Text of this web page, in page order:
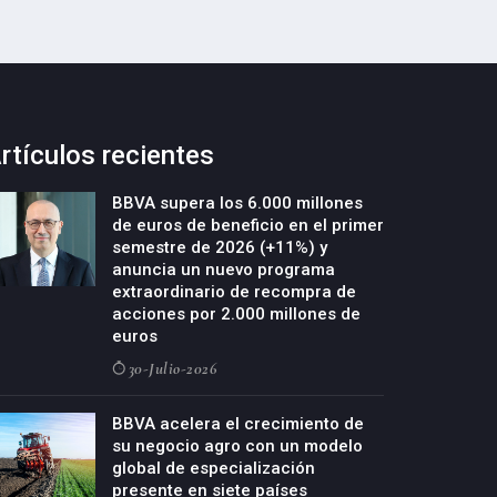
recientes
BBVA supera los 6.000 millones
de euros de beneficio en el primer
semestre de 2026 (+11%) y
anuncia un nuevo programa
extraordinario de recompra de
acciones por 2.000 millones de
euros
30-Julio-2026
BBVA acelera el crecimiento de
su negocio agro con un modelo
global de especialización
presente en siete países